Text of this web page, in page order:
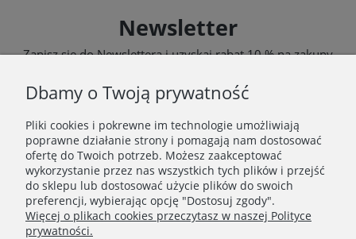
Newsletter
Zapisz się do Newslettera i uzyskaj rabat 10 % na zakupy
Zapisując się do Newslettera wyrażasz zgodę na
przetwarzanie Twoich danych osobowych zgodnie z
Polityką prywatności oraz otrzymywanie drogą
elektroniczną informacji handlowej zgodnie z
Regulaminem Newslettera.
Dbamy o Twoją prywatność
Pliki cookies i pokrewne im technologie umożliwiają
poprawne działanie strony i pomagają nam dostosować
ofertę do Twoich potrzeb. Możesz zaakceptować
wykorzystanie przez nas wszystkich tych plików i przejść
do sklepu lub dostosować użycie plików do swoich
preferencji, wybierając opcję "Dostosuj zgody".
Więcej o plikach cookies przeczytasz w naszej Polityce
prywatności.